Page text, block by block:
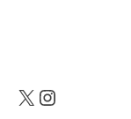
X Instagram